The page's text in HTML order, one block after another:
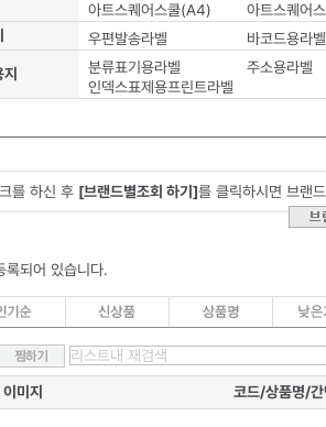
아트스퀘어스쿨(A4)
아트스퀘어
우편발송라벨
바코드용라벨
지
분류표기용라벨
주소용라벨
인덱스표제용프린트라벨
를 하신 후 [브랜드별조회 하기]를 클릭하시면 브랜
록되어 있습니다.
이미지 코드/상품명/간